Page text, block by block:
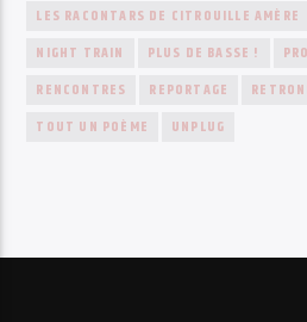
LES RACONTARS DE CITROUILLE AMÈRE
NIGHT TRAIN
PLUS DE BASSE !
RENCONTRES
REPORTAGE
TOUT UN POÈME
UNPLUG